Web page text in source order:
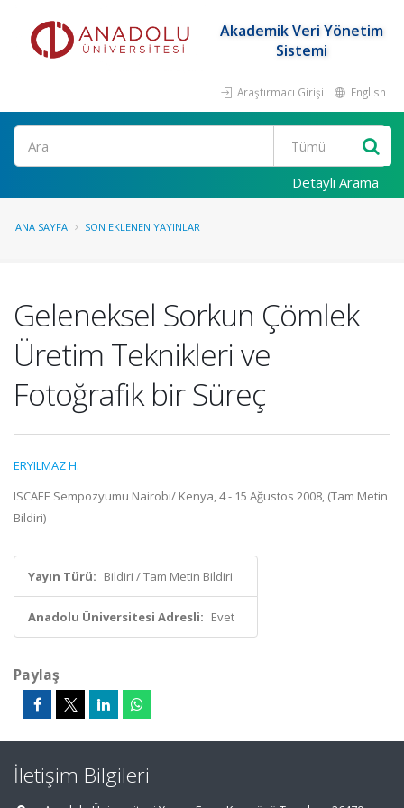
Akademik Veri Yönetim
Sistemi
Araştırmacı Girişi English
Ara
Detaylı Arama
ANA SAYFA SON EKLENEN YAYINLAR
Geleneksel Sorkun Çömlek
Üretim Teknikleri ve
Fotoğrafik bir Süreç
ERYILMAZ H.
ISCAEE Sempozyumu Nairobi/ Kenya, 4 - 15 Ağustos 2008, (Tam Metin
Bildiri)
Yayın Türü: Bildiri / Tam Metin Bildiri
Anadolu Üniversitesi Adresli: Evet
Paylaş
İletişim Bilgileri